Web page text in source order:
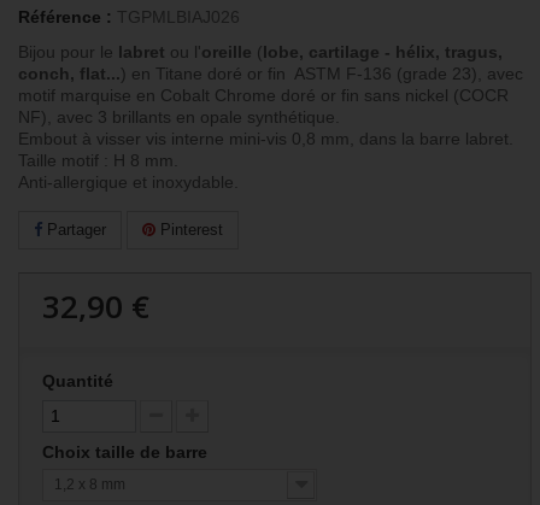
Référence : TGPMLBIAJ026
Bijou pour le labret ou l'oreille (lobe, cartilage - hélix, tragus,
conch, flat...) en Titane doré or fin ASTM F-136 (grade 23), avec
motif marquise en Cobalt Chrome doré or fin sans nickel (COCR
NF), avec 3 brillants en opale synthétique.
Embout à visser vis interne mini-vis 0,8 mm, dans la barre labret.
Taille motif : H 8 mm.
Anti-allergique et inoxydable.
Partager Pinterest
32,90 €
Quantité
Choix taille de barre
1,2 x 8 mm